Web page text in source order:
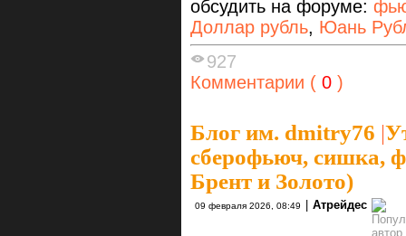
обсудить на форуме:
Доллар рубль, Юань
927
Комментарии ( 0 )
Блог им. dmitry76 |
сберофьюч, сишка,
Брент и Золото)
09 февраля 2026, 08:49 Атрейдес